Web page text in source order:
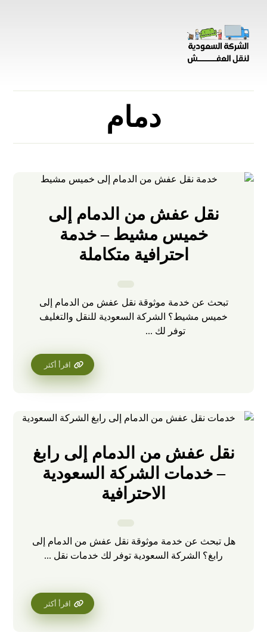
دمام
نقل عفش من الدمام إلى
خميس مشيط – خدمة
احترافية متكاملة
تبحث عن خدمة موثوقة نقل عفش من الدمام إلى
خميس مشيط؟ الشركة السعودية للنقل والتغليف
توفر لك ...
اقرأ أكثر
نقل عفش من الدمام إلى رابغ
– خدمات الشركة السعودية
الاحترافية
هل تبحث عن خدمة موثوقة نقل عفش من الدمام إلى
رابغ؟ الشركة السعودية توفر لك خدمات نقل ...
اقرأ أكثر